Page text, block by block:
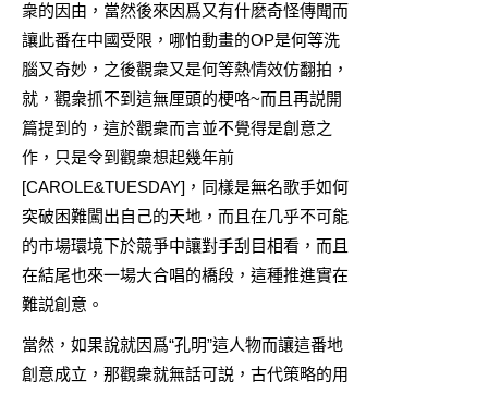
衆的因由，當然後來因爲又有什麽奇怪傳聞而
讓此番在中國受限，哪怕動畫的OP是何等洗
腦又奇妙，之後觀衆又是何等熱情效仿翻拍，
就，觀衆抓不到這無厘頭的梗咯~而且再説開
篇提到的，這於觀衆而言並不覺得是創意之
作，只是令到觀衆想起幾年前
[CAROLE&TUESDAY]，同樣是無名歌手如何
突破困難闖出自己的天地，而且在几乎不可能
的市場環境下於競爭中讓對手刮目相看，而且
在結尾也來一場大合唱的橋段，這種推進實在
難説創意。
當然，如果說就因爲“孔明”這人物而讓這番地
創意成立，那觀衆就無話可説，古代策略的用